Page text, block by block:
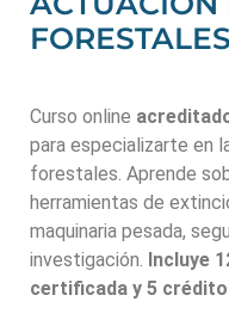
FORESTALES
Curso online
para especializarte en
forestales. Aprende
herramientas de
maquinaria pesada,
investigación. Incluye
certificada y 5